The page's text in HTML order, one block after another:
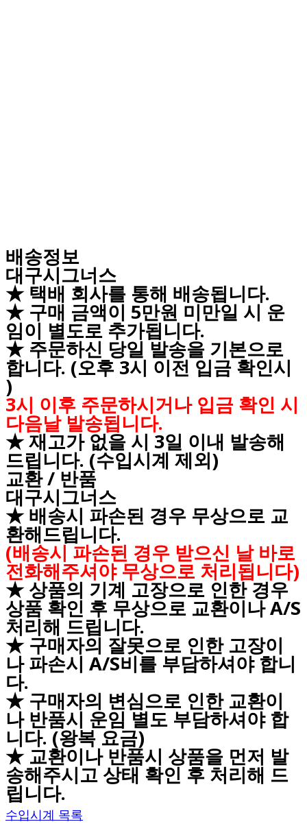
배송정보
대구시그너스
★ 택배 회사를 통해 배송됩니다.
★ 구매 금액이 5만원 미만일 시 운
임이 별도로 추가됩니다.
★ 주문하신 당일 발송을 기본으로
합니다. (오후 3시 이전 입금 확인시
)
3시 이후 주문하시거나 입금 확인 시
다음날 발송됩니다.
★ 재고가 없을 시 3일 이내 발송해
드립니다. (수입시계 제외)
교환 / 반품
대구시그너스
★ 배송시 파손된 경우 무상으로 교
환해드립니다.
(배송시 파손된 경우 받으신 날 바로
전화해주셔야 무상으로 처리됩니다)
★ 상품의 기계 고장으로 인한 경우
상품 확인 후 무상으로 교환이나 A/S
처리해 드립니다.
★ 구매자의 잘못으로 인한 고장이
나 파손시 A/S비를 부담하셔야 합니
다.
★ 구매자의 변심으로 인한 교환이
나 반품시 운임 별도 부담하셔야 합
니다. (왕복 요금)
★ 교환이나 반품시 상품을 먼저 발
송해주시고 상태 확인 후 처리해 드
립니다.
수입시계 목록